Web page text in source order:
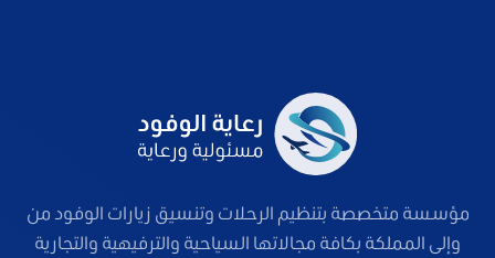
مؤسسة متخصصة بتنظيم الرحلات وتنسيق زيارات الوفود من
وإلى المملكة بكافة مجالاتها السياحية والترفيهية والتجارية